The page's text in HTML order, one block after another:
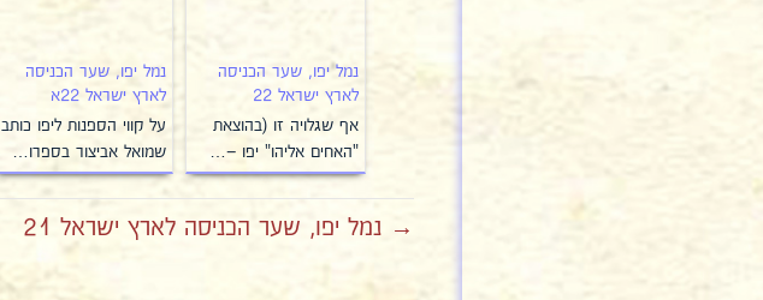
נמל יפו, שער הכניסה
לארץ ישראל 22
אף שגלויה זו (בהוצאת
"האחים אליהו" יפו –…
נמל יפו, שער הכניסה
לארץ ישראל 22א
על קווי הספנות ליפו כותב
שמואל אביצור בספרו…
→ נמל יפו, שער הכניסה לארץ ישראל 21